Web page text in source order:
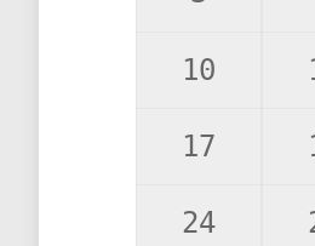
10
17
24